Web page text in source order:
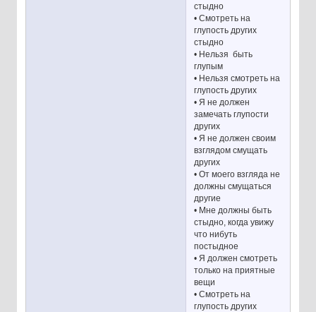
стыдно
• Смотреть на
глупость других
стыдно
• Нельзя быть
глупым
• Нельзя смотреть на
глупость других
• Я не должен
замечать глупости
других
• Я не должен своим
взглядом смущать
других
• От моего взгляда не
должны смущаться
другие
• Мне должны быть
стыдно, когда увижу
что нибуть
постыдное
• Я должен смотреть
только на приятные
вещи
• Смотреть на
глупость других